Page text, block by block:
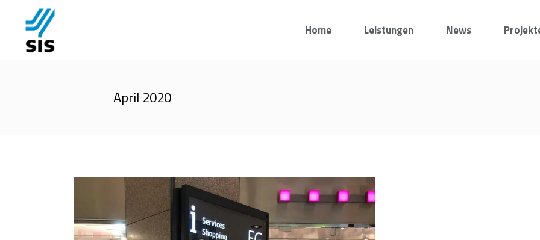
Home Leistungen News
April 2020